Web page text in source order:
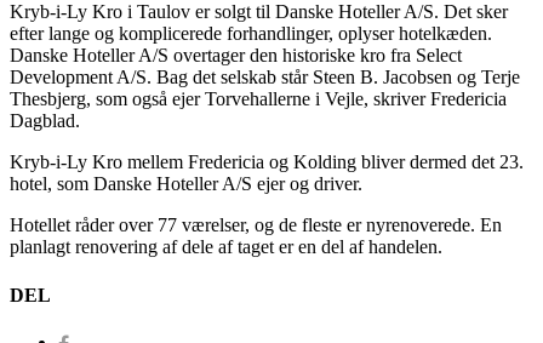
Kryb-i-Ly Kro i Taulov er solgt til Danske Hoteller A/S. Det sker
efter lange og komplicerede forhandlinger, oplyser hotelkæden.
Danske Hoteller A/S overtager den historiske kro fra Select
Development A/S. Bag det selskab står Steen B. Jacobsen og Terje
Thesbjerg, som også ejer Torvehallerne i Vejle, skriver Fredericia
Dagblad.
Kryb-i-Ly Kro mellem Fredericia og Kolding bliver dermed det 23.
hotel, som Danske Hoteller A/S ejer og driver.
Hotellet råder over 77 værelser, og de fleste er nyrenoverede. En
planlagt renovering af dele af taget er en del af handelen.
DEL